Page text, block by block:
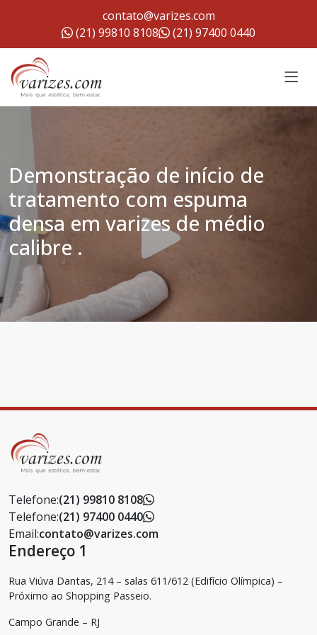
contato@varizes.com
(21) 99810 8108
(21) 97400 0440
Demonstração de início de
tratamento com espuma
densa em varizes de médio
calibre .
Telefone:(21) 99810 8108
Telefone:(21) 97400 0440
Email:contato@varizes.com
Endereço 1
Rua Viúva Dantas, 214 – salas 611/612 (Edifício Olímpica) –
Próximo ao Shopping Passeio.
Campo Grande – RJ